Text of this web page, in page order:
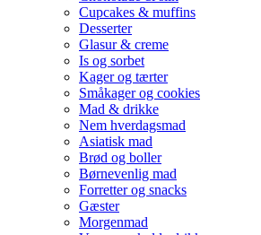
Cupcakes & muffins
Desserter
Glasur & creme
Is og sorbet
Kager og tærter
Småkager og cookies
Mad & drikke
Nem hverdagsmad
Asiatisk mad
Brød og boller
Børnevenlig mad
Forretter og snacks
Gæster
Morgenmad